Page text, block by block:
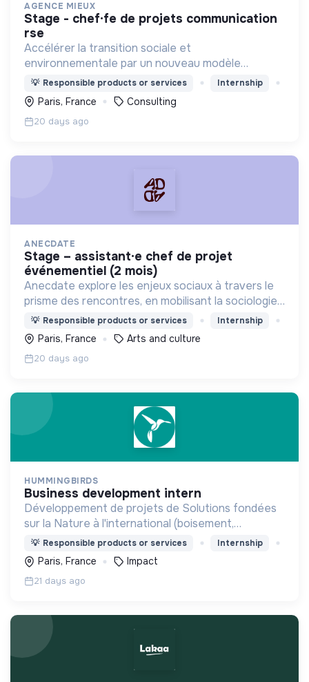
AGENCE MIEUX
stage - chef·fe de projets communication
rse
Accélérer la transition sociale et
environnementale par un nouveau modèle
d'agence engagée, experte, agile, créative et
heureuse.
💡 Responsible products or services Internship
Paris, France Consulting
20 days ago
ANECDATE
stage – assistant·e chef de projet
événementiel (2 mois)
Anecdate explore les enjeux sociaux à travers le
prisme des rencontres, en mobilisant la sociologie
pour mieux comprendre nos relations – qu’elles
soient intimes, professionnelles ou citoyennes.
💡 Responsible products or services Internship
Paris, France Arts and culture
20 days ago
HUMMINGBIRDS
business development intern
Développement de projets de Solutions fondées
sur la Nature à l'international (boisement,
reboisement, conservation, agroforesterie,
agriculture régénératrice, zone humides,
mangroves, ...)
💡 Responsible products or services Internship
Paris, France Impact
21 days ago